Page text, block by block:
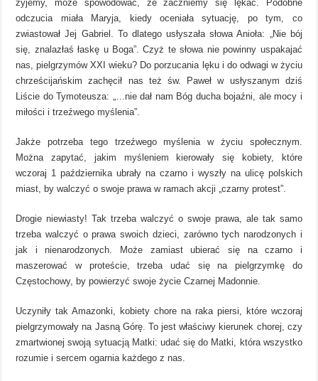
żyjemy, może spowodować, że zaczniemy się lękać. Podobne
odczucia miała Maryja, kiedy oceniała sytuację, po tym, co
zwiastował Jej Gabriel. To dlatego usłyszała słowa Anioła: „Nie bój
się, znalazłaś łaskę u Boga”. Czyż te słowa nie powinny uspakajać
nas, pielgrzymów XXI wieku? Do porzucania lęku i do odwagi w życiu
chrześcijańskim zachęcił nas też św. Paweł w usłyszanym dziś
Liście do Tymoteusza: „…nie dał nam Bóg ducha bojaźni, ale mocy i
miłości i trzeźwego myślenia”.
Jakże potrzeba tego trzeźwego myślenia w życiu społecznym.
Można zapytać, jakim myśleniem kierowały się kobiety, które
wczoraj 1 października ubrały na czarno i wyszły na ulicę polskich
miast, by walczyć o swoje prawa w ramach akcji „czarny protest”.
Drogie niewiasty! Tak trzeba walczyć o swoje prawa, ale tak samo
trzeba walczyć o prawa swoich dzieci, zarówno tych narodzonych i
jak i nienarodzonych. Może zamiast ubierać się na czarno i
maszerować w proteście, trzeba udać się na pielgrzymkę do
Częstochowy, by powierzyć swoje życie Czarnej Madonnie.
Uczyniły tak Amazonki, kobiety chore na raka piersi, które wczoraj
pielgrzymowały na Jasną Górę. To jest właściwy kierunek chorej, czy
zmartwionej swoją sytuacją Matki: udać się do Matki, która wszystko
rozumie i sercem ogarnia każdego z nas.